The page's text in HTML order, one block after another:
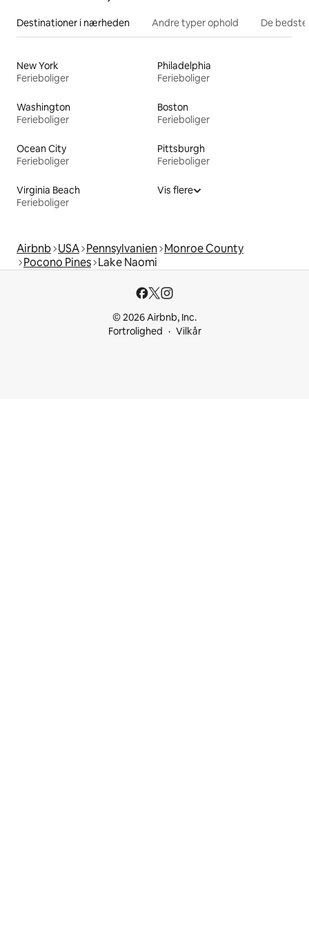
Destinationer i nærheden Andre typer ophold De
New York
Ferieboliger
Philadelphia
Ferieboliger
Washington
Ferieboliger
Boston
Ferieboliger
Ocean City
Ferieboliger
Pittsburgh
Ferieboliger
Virginia Beach
Ferieboliger
Vis flere
Airbnb USA Pennsylvanien Monroe County
Pocono Pines Lake Naomi
© 2026 Airbnb, Inc.
Fortrolighed
Vilkår